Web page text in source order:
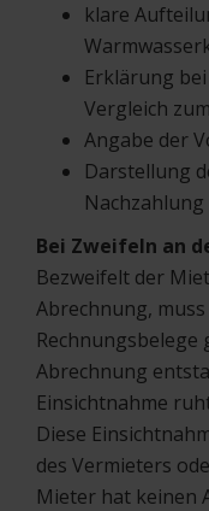
klare
Erklärung
Vergleich
Angabe der
Darstellung
Nachzahlung
Bei Zweifeln an
Bezweifelt der
Abrechnung,
Rechnungsbelege
Abrechnung
Einsichtnahme
Diese
des Vermieters
Mieter hat keinen